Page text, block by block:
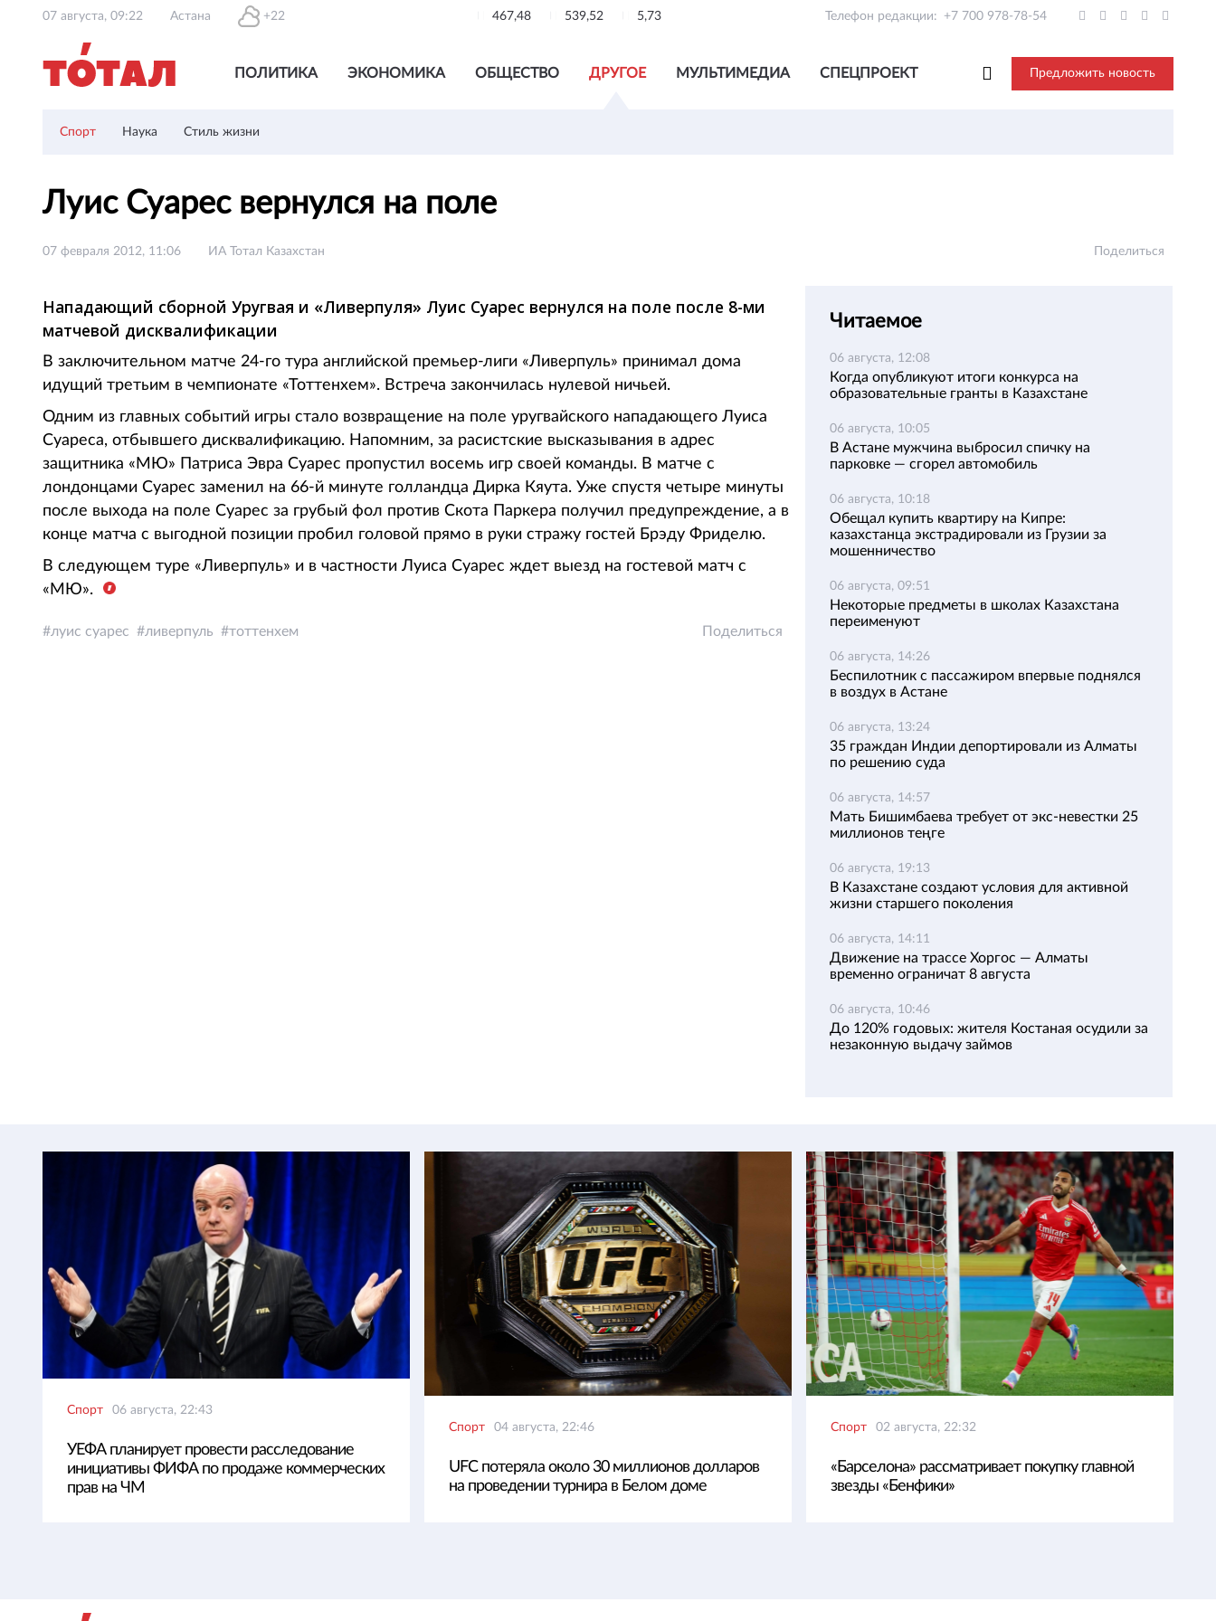
07 августа, 09:22 Астана +22 467,48 539,52 5,73 Телефон редакции: +7 700 978-78-54
ПОЛИТИКА ЭКОНОМИКА ОБЩЕСТВО ДРУГОЕ МУЛЬТИМЕДИА СПЕЦПРОЕКТ Предложить новость
Спорт Наука Стиль жизни
Луис Суарес вернулся на поле
07 февраля 2012, 11:06 ИА Тотал Казахстан Поделиться
Нападающий сборной Уругвая и «Ливерпуля» Луис Суарес вернулся на поле после 8-ми
матчевой дисквалификации
В заключительном матче 24-го тура английской премьер-лиги «Ливерпуль» принимал дома
идущий третьим в чемпионате «Тоттенхем». Встреча закончилась нулевой ничьей.
Одним из главных событий игры стало возвращение на поле уругвайского нападающего Луиса
Суареса, отбывшего дисквалификацию. Напомним, за расистские высказывания в адрес
защитника «МЮ» Патриса Эвра Суарес пропустил восемь игр своей команды. В матче с
лондонцами Суарес заменил на 66-й минуте голландца Дирка Кяута. Уже спустя четыре минуты
после выхода на поле Суарес за грубый фол против Скота Паркера получил предупреждение, а в
конце матча с выгодной позиции пробил головой прямо в руки стражу гостей Брэду Фриделю.
В следующем туре «Ливерпуль» и в частности Луиса Суарес ждет выезд на гостевой матч с
«МЮ».
луис суарес ливерпуль тоттенхем Поделиться
Читаемое
06 августа, 12:08
Когда опубликуют итоги конкурса на
образовательные гранты в Казахстане
06 августа, 10:05
В Астане мужчина выбросил спичку на
парковке — сгорел автомобиль
06 августа, 10:18
Обещал купить квартиру на Кипре:
казахстанца экстрадировали из Грузии за
мошенничество
06 августа, 09:51
Некоторые предметы в школах Казахстана
переименуют
06 августа, 14:26
Беспилотник с пассажиром впервые поднялся
в воздух в Астане
06 августа, 13:24
35 граждан Индии депортировали из Алматы
по решению суда
06 августа, 14:57
Мать Бишимбаева требует от экс-невестки 25
миллионов теңге
06 августа, 19:13
В Казахстане создают условия для активной
жизни старшего поколения
06 августа, 14:11
Движение на трассе Хоргос — Алматы
временно ограничат 8 августа
06 августа, 10:46
До 120% годовых: жителя Костаная осудили за
незаконную выдачу займов
Спорт 06 августа, 22:43
УЕФА планирует провести расследование
инициативы ФИФА по продаже коммерческих
прав на ЧМ
Спорт 04 августа, 22:46
UFC потеряла около 30 миллионов долларов
на проведении турнира в Белом доме
Спорт 02 августа, 22:32
«Барселона» рассматривает покупку главной
звезды «Бенфики»